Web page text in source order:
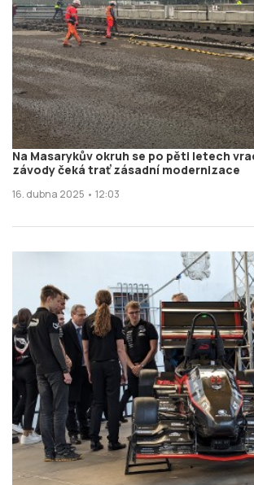
Na Masarykův okruh se po pěti letech
závody čeká trať zásadní modernizace
16. dubna 2025 • 12:03